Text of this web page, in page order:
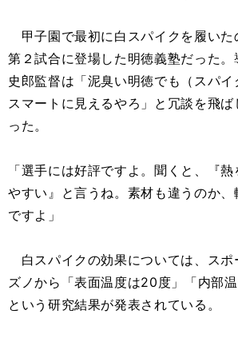
甲子園で最初に白スパイクを履いた
第２試合に登場した明徳義塾だった。
史郎監督は「泥臭い明徳でも（スパイ
スマートに見えるやろ」と冗談を飛
った。
「選手には好評ですよ。聞くと、『
やすい』と言うね。素材も違うのか、
ですよ」
白スパイクの効果については、スポ
ズノから「表面温度は20度」「内部
という研究結果が発表されている。